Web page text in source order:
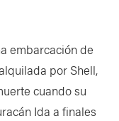
embarcación de
por Shell,
cuando su
Ida a finales